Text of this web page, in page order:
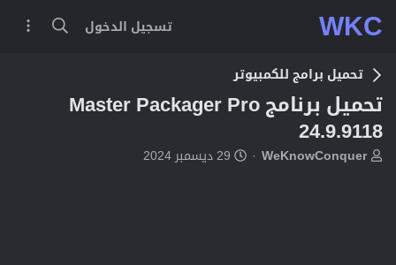
WKC تسجيل الدخول
تحميل برامج للكمبيوتر
تحميل برنامج Master Packager Pro
24.9.9118
بWeKnowConquer
ت29 ديسمبر 2024